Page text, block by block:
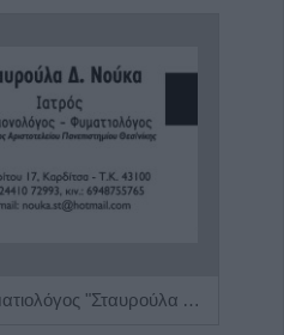
Πνευμονολόγος - Φυματιολόγος "Σταυρούλα Δ. Νούκα"